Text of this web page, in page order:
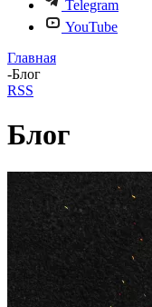
Telegram
YouTube
Главная
-Блог
RSS
Блог